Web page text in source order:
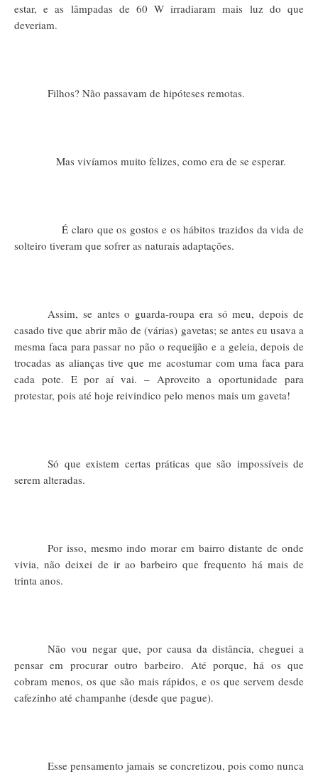
estar, e as lâmpadas de 60 W irradiaram mais luz do que
deveriam.
Filhos? Não passavam de hipóteses remotas.
Mas vivíamos muito felizes, como era de se esperar.
É claro que os gostos e os hábitos trazidos da vida de
solteiro tiveram que sofrer as naturais adaptações.
Assim, se antes o guarda-roupa era só meu, depois de
casado tive que abrir mão de (várias) gavetas; se antes eu usava a
mesma faca para passar no pão o requeijão e a geleia, depois de
trocadas as alianças tive que me acostumar com uma faca para
cada pote. E por aí vai. – Aproveito a oportunidade para
protestar, pois até hoje reivindico pelo menos mais um gaveta!
Só que existem certas práticas que são impossíveis de
serem alteradas.
Por isso, mesmo indo morar em bairro distante de onde
vivia, não deixei de ir ao barbeiro que frequento há mais de
trinta anos.
Não vou negar que, por causa da distância, cheguei a
pensar em procurar outro barbeiro. Até porque, há os que
cobram menos, os que são mais rápidos, e os que servem desde
cafezinho até champanhe (desde que pague).
Esse pensamento jamais se concretizou, pois como nunca